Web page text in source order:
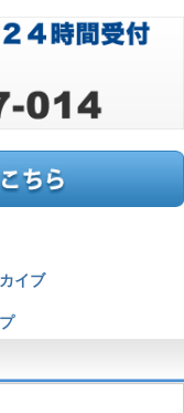
イブ